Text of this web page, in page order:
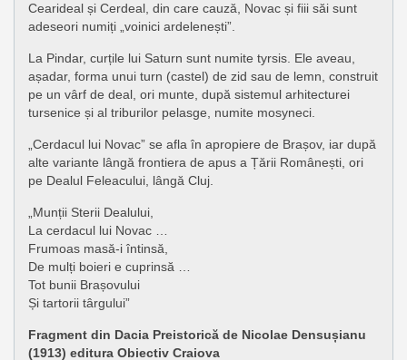
Cearideal și Cerdeal, din care cauză, Novac și fiii săi sunt
adeseori numiți „voinici ardelenești”.
La Pindar, curțile lui Saturn sunt numite tyrsis. Ele aveau,
așadar, forma unui turn (castel) de zid sau de lemn, construit
pe un vârf de deal, ori munte, după sistemul arhitecturei
tursenice și al triburilor pelasge, numite mosyneci.
„Cerdacul lui Novac” se afla în apropiere de Brașov, iar după
alte variante lângă frontiera de apus a Țării Românești, ori
pe Dealul Feleacului, lângă Cluj.
„Munții Sterii Dealului,
La cerdacul lui Novac …
Frumoas masă-i întinsă,
De mulți boieri e cuprinsă …
Tot bunii Brașovului
Și tartorii târgului”
Fragment din Dacia Preistorică de Nicolae Densușianu
(1913) editura Obiectiv Craiova